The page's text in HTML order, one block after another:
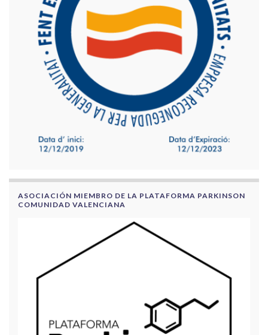
ASOCIACIÓN MIEMBRO DE LA PLATAFORMA PARKINSON
COMUNIDAD VALENCIANA